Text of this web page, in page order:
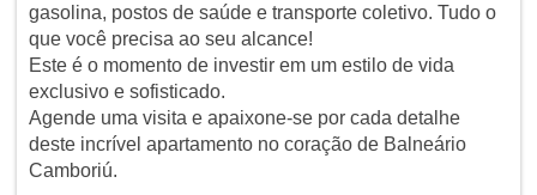
gasolina, postos de saúde e transporte coletivo. Tudo o
que você precisa ao seu alcance!
Este é o momento de investir em um estilo de vida
exclusivo e sofisticado.
Agende uma visita e apaixone-se por cada detalhe
deste incrível apartamento no coração de Balneário
Camboriú.